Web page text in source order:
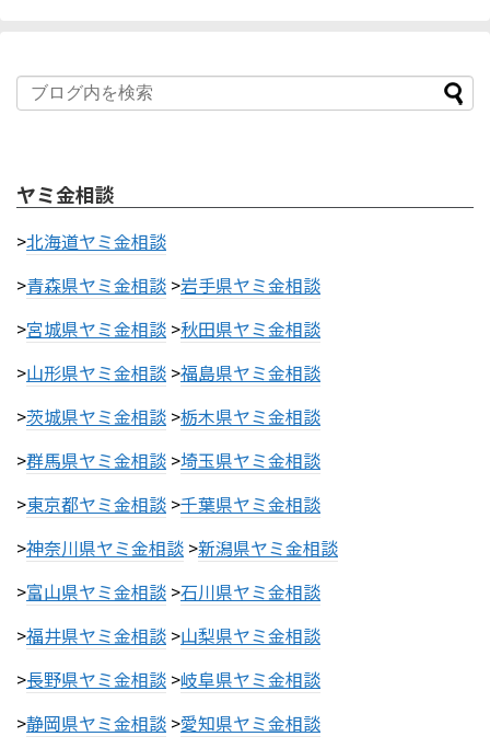
ヤミ金相談
>北海道ヤミ金相談
>青森県ヤミ金相談 >岩手県ヤミ金相談
>宮城県ヤミ金相談 >秋田県ヤミ金相談
>山形県ヤミ金相談 >福島県ヤミ金相談
>茨城県ヤミ金相談 >栃木県ヤミ金相談
>群馬県ヤミ金相談 >埼玉県ヤミ金相談
>東京都ヤミ金相談 >千葉県ヤミ金相談
>神奈川県ヤミ金相談 >新潟県ヤミ金相談
>富山県ヤミ金相談 >石川県ヤミ金相談
>福井県ヤミ金相談 >山梨県ヤミ金相談
>長野県ヤミ金相談 >岐阜県ヤミ金相談
>静岡県ヤミ金相談 >愛知県ヤミ金相談